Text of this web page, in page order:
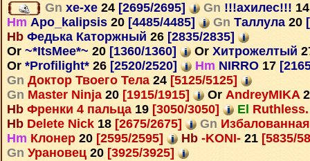
Gn xe-xe 24 [2695/2695] Gn !!!ахилес!!! 14
Hm Apo_kalipsis 20 [4485/4485] Gn Таллула 20
Hb Федька Каторжный 26 [2835/2835]
Or ~*ItsMee*~ 20 [1360/1360] Or Хитрожелтый
Or *Profilight* 26 [2520/2520] Hm NIRRO 17
Gn Доктор Твоего Тела 24 [5125/5125]
Gn Master Ninja 20 [1915/1915] Or AndreyMIKA
Hb Френки 4 пальца 19 [3050/3050] El
Hb Delete Nick 18 [2675/2675] Gn
Hm Клонер 20 [2595/2595] Hb -KONI- 21 [5835/
Gn Урановец 20 [3925/3925]